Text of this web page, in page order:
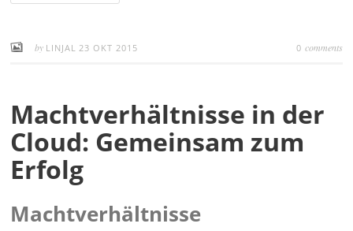
by LINJAL 23 OKT 2015 0 comments
Machtverhältnisse in der
Cloud: Gemeinsam zum
Erfolg
Machtverhältnisse